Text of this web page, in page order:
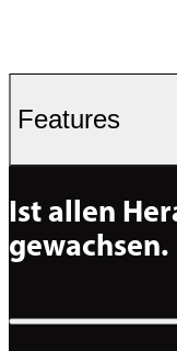
Features
Ist allen
gewachsen.